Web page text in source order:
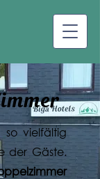
so vielfältig
der Gäste.